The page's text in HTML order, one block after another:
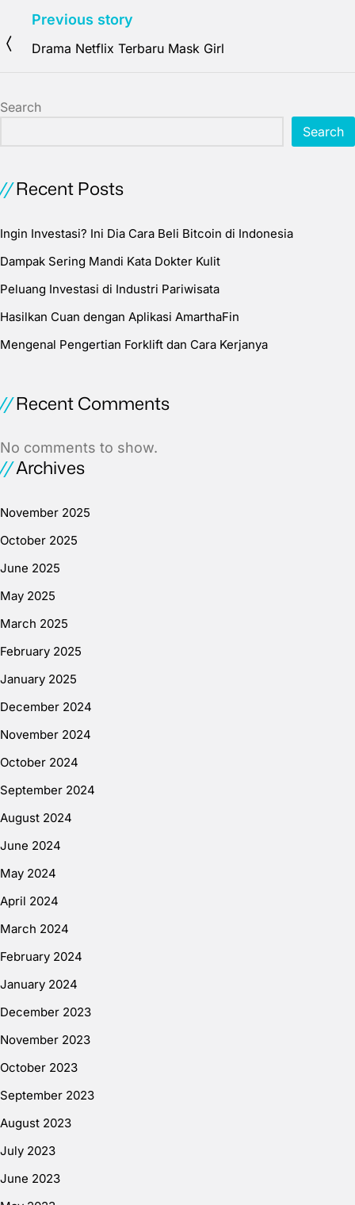
Previous story
Drama Netflix Terbaru Mask Girl
Search
Search
Recent Posts
Ingin Investasi? Ini Dia Cara Beli Bitcoin di Indonesia
Dampak Sering Mandi Kata Dokter Kulit
Peluang Investasi di Industri Pariwisata
Hasilkan Cuan dengan Aplikasi AmarthaFin
Mengenal Pengertian Forklift dan Cara Kerjanya
Recent Comments
No comments to show.
Archives
November 2025
October 2025
June 2025
May 2025
March 2025
February 2025
January 2025
December 2024
November 2024
October 2024
September 2024
August 2024
June 2024
May 2024
April 2024
March 2024
February 2024
January 2024
December 2023
November 2023
October 2023
September 2023
August 2023
July 2023
June 2023